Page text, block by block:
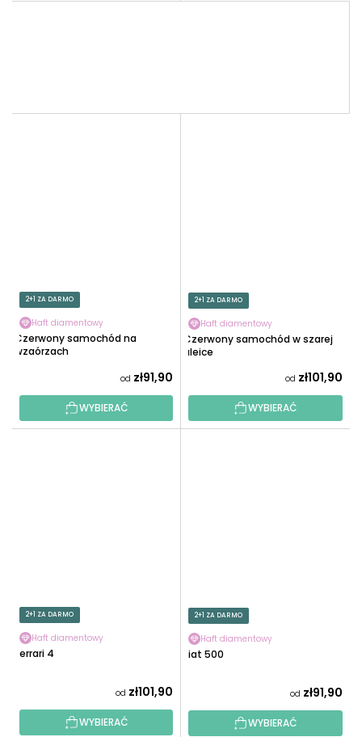
2+1 ZA DARMO
Haft diamentowy
Czerwony samochód na
wzgórzach
od zł91,90
WYBIERAĆ
2+1 ZA DARMO
Haft diamentowy
Czerwony samochód w szarej
alejce
od zł101,90
WYBIERAĆ
2+1 ZA DARMO
Haft diamentowy
Ferrari 4
od zł101,90
WYBIERAĆ
2+1 ZA DARMO
Haft diamentowy
Fiat 500
od zł91,90
WYBIERAĆ